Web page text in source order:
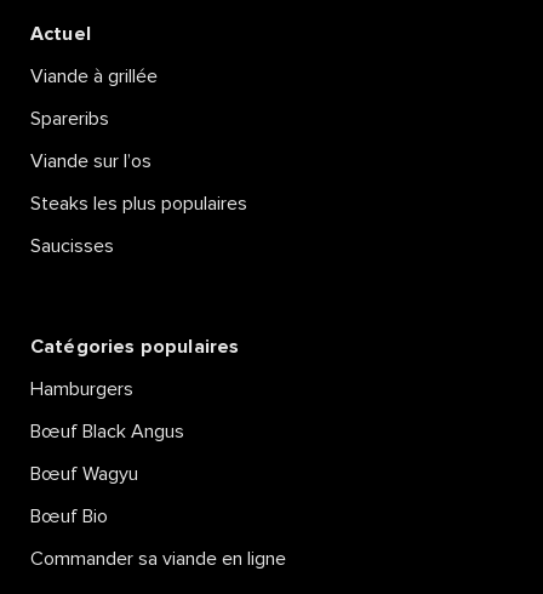
Actuel
Viande à grillée
Spareribs
Viande sur l’os
Steaks les plus populaires
Saucisses
Catégories populaires
Hamburgers
Bœuf Black Angus
Bœuf Wagyu
Bœuf Bio
Commander sa viande en ligne